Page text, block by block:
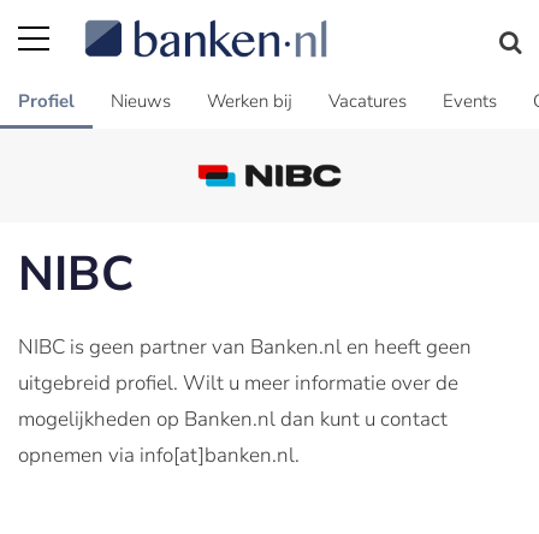
Profiel Nieuws Werken bij Vacatures Events
NIBC
NIBC is geen partner van Banken.nl en heeft geen
uitgebreid profiel. Wilt u meer informatie over de
mogelijkheden op Banken.nl dan kunt u contact
opnemen via info[at]banken.nl.